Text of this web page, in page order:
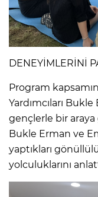
DENEYİMLERİNİ
Program
Yardımcıları
gençlerle bir
Bukle Erman ve
yaptıkları
yolculuklarını